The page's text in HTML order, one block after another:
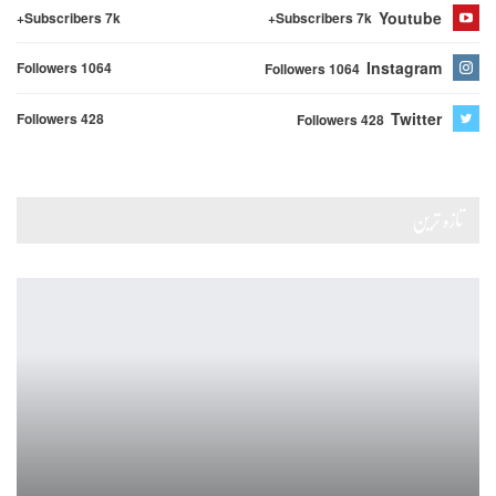
Youtube
Subscribers 7k+
Subscribers 7k+
Instagram
Followers 1064
Followers 1064
Twitter
Followers 428
Followers 428